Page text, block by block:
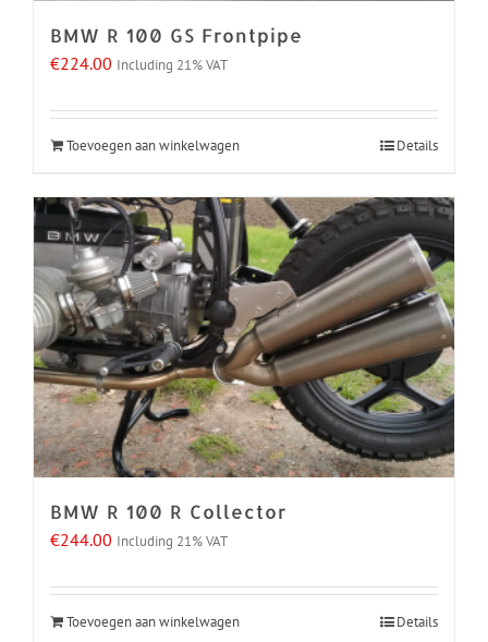
BMW R 100 GS Frontpipe
€224.00 Including 21% VAT
Toevoegen aan winkelwagen Details
BMW R 100 R Collector
€244.00 Including 21% VAT
Toevoegen aan winkelwagen Details